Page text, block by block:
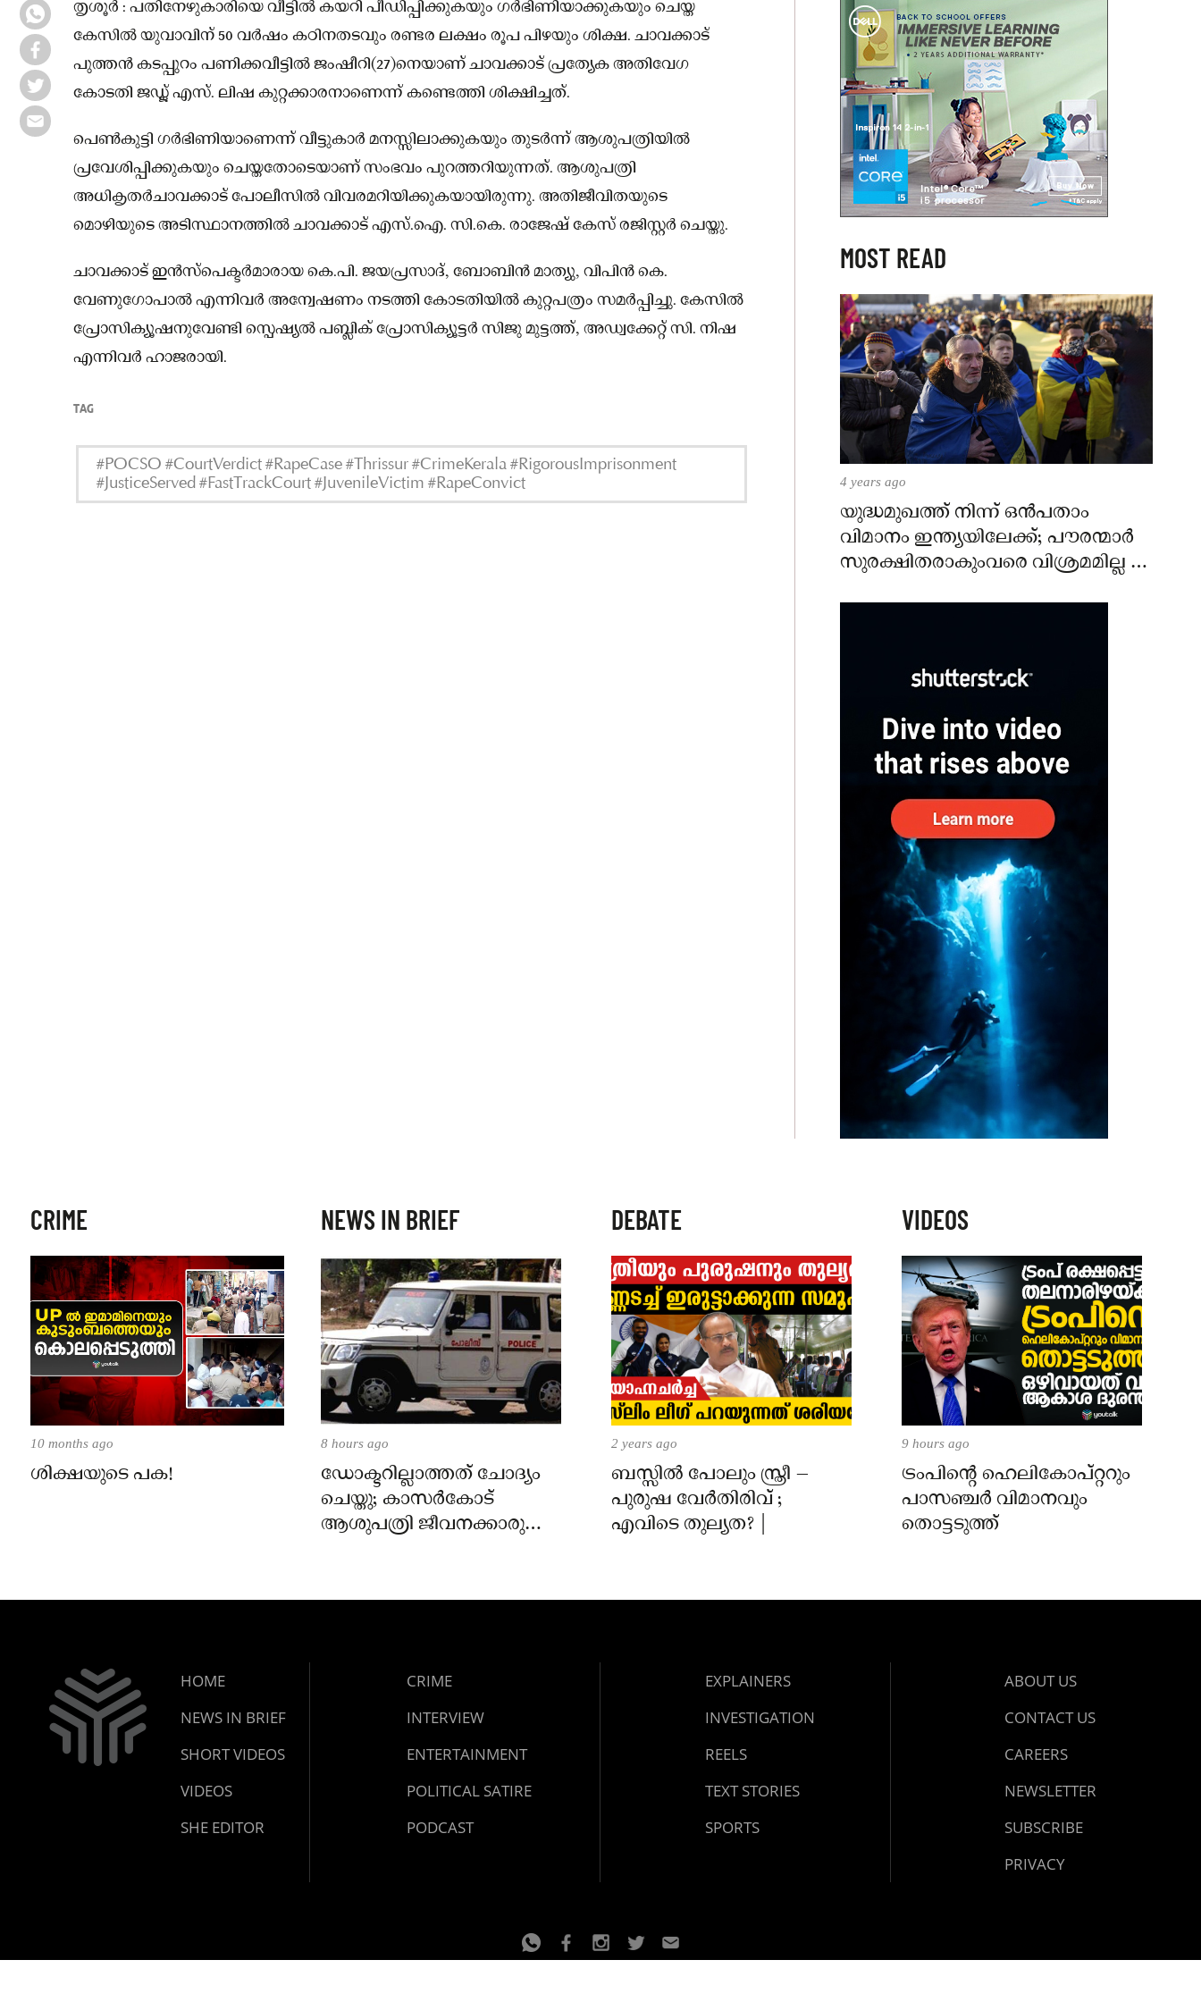
തൃശൂർ : പതിനേഴുകാരിയെ വീട്ടിൽ കയറി പീഡിപ്പിക്കുകയും ഗർഭിണിയാക്കുകയും ചെയ്ത
കേസിൽ യുവാവിന് 50 വർഷം കഠിനതടവും രണ്ടര ലക്ഷം രൂപ പിഴയും ശിക്ഷ. ചാവക്കാട്
പുത്തൻ കടപ്പുറം പണിക്കവീട്ടിൽ ജംഷീറി(27)നെയാണ് ചാവക്കാട് പ്രത്യേക അതിവേഗ
കോടതി ജഡ്ജ് എസ്. ലിഷ കുറ്റക്കാരനാണെന്ന് കണ്ടെത്തി ശിക്ഷിച്ചത്.
പെൺകുട്ടി ഗർഭിണിയാണെന്ന് വീട്ടുകാർ മനസ്സിലാക്കുകയും തുടർന്ന് ആശുപത്രിയിൽ
പ്രവേശിപ്പിക്കുകയും ചെയ്തതോടെയാണ് സംഭവം പുറത്തറിയുന്നത്. ആശുപത്രി
അധികൃതർചാവക്കാട് പോലീസിൽ വിവരമറിയിക്കുകയായിരുന്നു. അതിജീവിതയുടെ
മൊഴിയുടെ അടിസ്ഥാനത്തിൽ ചാവക്കാട് എസ്.ഐ. സി.കെ. രാജേഷ് കേസ് രജിസ്റ്റർ ചെയ്തു.
ചാവക്കാട് ഇൻസ്‌പെക്ടർമാരായ കെ.പി. ജയപ്രസാദ്, ബോബിൻ മാത്യു, വിപിൻ കെ.
വേണുഗോപാൽ എന്നിവർ അന്വേഷണം നടത്തി കോടതിയിൽ കുറ്റപത്രം സമർപ്പിച്ചു. കേസിൽ
പ്രോസിക്യൂഷനുവേണ്ടി സ്പെഷ്യൽ പബ്ലിക് പ്രോസിക്യൂട്ടർ സിജു മുട്ടത്ത്, അഡ്വക്കേറ്റ് സി. നിഷ
എന്നിവർ ഹാജരായി.
TAG
#POCSO #CourtVerdict #RapeCase #Thrissur #CrimeKerala #RigorousImprisonment
#JusticeServed #FastTrackCourt #JuvenileVictim #RapeConvict
MOST READ
4 years ago
യുദ്ധമുഖത്ത് നിന്ന് ഒൻപതാം
വിമാനം ഇന്ത്യയിലേക്ക്; പൗരന്മാർ
സുരക്ഷിതരാകുംവരെ വിശ്രമമില്ല –
CRIME
10 months ago
ശിക്ഷയുടെ പക!
NEWS IN BRIEF
8 hours ago
ഡോക്ടറില്ലാത്തത് ചോദ്യം
ചെയ്തു; കാസർകോട്
ആശുപത്രി ജീവനക്കാരുടെ
DEBATE
2 years ago
ബസ്സിൽ പോലും സ്ത്രീ –
പുരുഷ വേർതിരിവ് ;
എവിടെ തുല്യത? |
VIDEOS
9 hours ago
ട്രംപിന്റെ ഹെലികോപ്റ്ററും
പാസഞ്ചര്‍ വിമാനവും
തൊട്ടടുത്ത്
HOME
NEWS IN BRIEF
SHORT VIDEOS
VIDEOS
SHE EDITOR
CRIME
INTERVIEW
ENTERTAINMENT
POLITICAL SATIRE
PODCAST
EXPLAINERS
INVESTIGATION
REELS
TEXT STORIES
SPORTS
ABOUT US
CONTACT US
CAREERS
NEWSLETTER
SUBSCRIBE
PRIVACY